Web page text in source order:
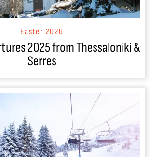
Easter 2026
2025 from Thessaloniki &
Serres